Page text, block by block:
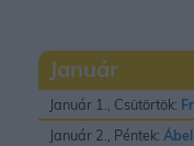
Január
Január 1., Csütörtök:
Január 2., Péntek: Ábel